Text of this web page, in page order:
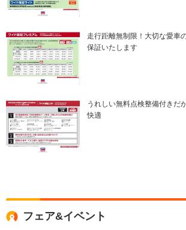
走行距離無制限！大切な愛車
保証いたします
うれしい無料点検整備付きだ
快適
フェア&イベント